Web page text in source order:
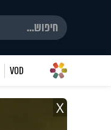
VOD
X